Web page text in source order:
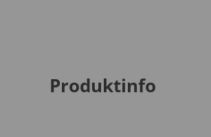
Produktinfo